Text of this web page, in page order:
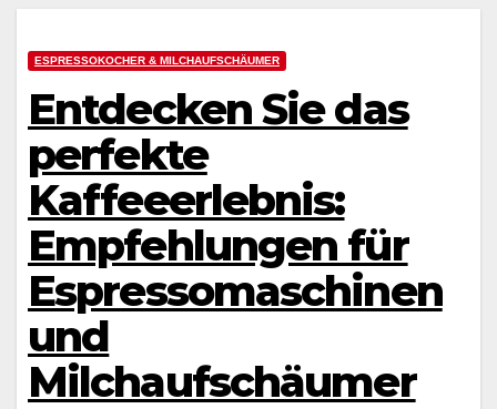
ESPRESSOKOCHER & MILCHAUFSCHÄUMER
Entdecken Sie das
perfekte
Kaffeeerlebnis:
Empfehlungen für
Espressomaschinen
und
Milchaufschäumer